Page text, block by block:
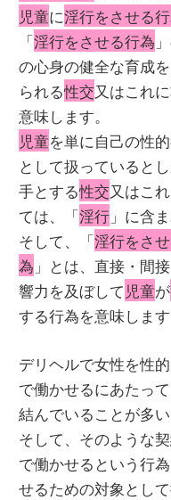
児童に淫行をさせる
「淫行をさせる行為
の心身の健全な育成
られる性交又はこれ
意味します。
児童を単に自己の性
として扱っていると
手とする性交又はこ
ては、「淫行 」に含
そして、「淫行をさ
為 」とは、直接・間
響力を及ぼして 児童が
する行為を意味します
デリヘルで女性を性
で働かせるにあたっ
結んでいることが多い
そして、そのような
で働かせるという行為
せるための対象とし